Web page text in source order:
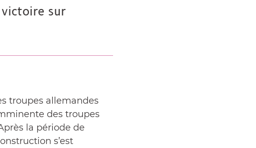
sur
troupes allemandes
des troupes
la période de
s’est